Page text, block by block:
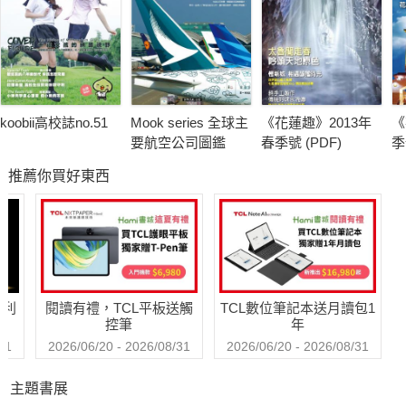
客家文藝表演、藍染體驗等系列活動，讓您沉浸在客家文化的魅
力風情裡，體驗繽紛多樣的桐花之旅！
koobii高校誌no.51
Mook series 全球主
要航空公司圖鑑
《花蓮趣》2013年
春季號 (PDF)
推薦你買好東西
閱讀有禮，TCL平板送觸
控筆
2026/06/20 - 2026/08/31
TCL數位筆記本送月讀包1
年
2026/06/20 - 2026/08/31
主題書展